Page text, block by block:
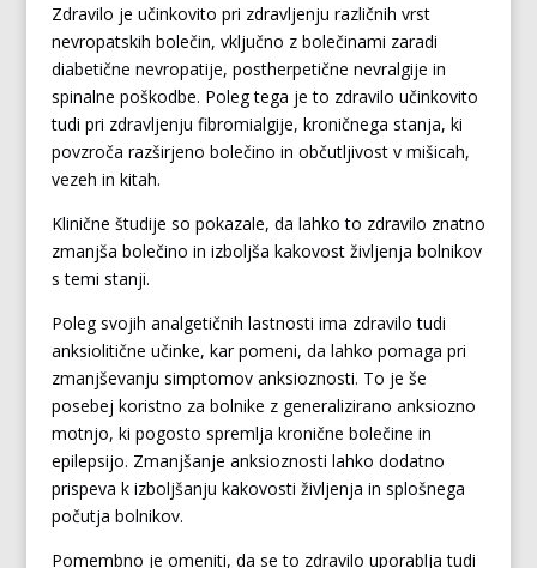
Zdravilo je učinkovito pri zdravljenju različnih vrst
nevropatskih bolečin, vključno z bolečinami zaradi
diabetične nevropatije, postherpetične nevralgije in
spinalne poškodbe. Poleg tega je to zdravilo učinkovito
tudi pri zdravljenju fibromialgije, kroničnega stanja, ki
povzroča razširjeno bolečino in občutljivost v mišicah,
vezeh in kitah.
Klinične študije so pokazale, da lahko to zdravilo znatno
zmanjša bolečino in izboljša kakovost življenja bolnikov
s temi stanji.
Poleg svojih analgetičnih lastnosti ima zdravilo tudi
anksiolitične učinke, kar pomeni, da lahko pomaga pri
zmanjševanju simptomov anksioznosti. To je še
posebej koristno za bolnike z generalizirano anksiozno
motnjo, ki pogosto spremlja kronične bolečine in
epilepsijo. Zmanjšanje anksioznosti lahko dodatno
prispeva k izboljšanju kakovosti življenja in splošnega
počutja bolnikov.
Pomembno je omeniti, da se to zdravilo uporablja tudi